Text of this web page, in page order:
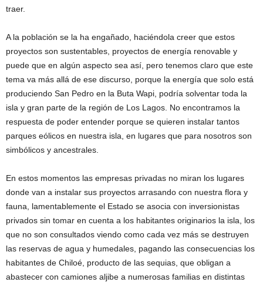
traer.
A la población se la ha engañado, haciéndola creer que estos
proyectos son sustentables, proyectos de energía renovable y
puede que en algún aspecto sea así, pero tenemos claro que este
tema va más allá de ese discurso, porque la energía que solo está
produciendo San Pedro en la Buta Wapi, podría solventar toda la
isla y gran parte de la región de Los Lagos. No encontramos la
respuesta de poder entender porque se quieren instalar tantos
parques eólicos en nuestra isla, en lugares que para nosotros son
simbólicos y ancestrales.
En estos momentos las empresas privadas no miran los lugares
donde van a instalar sus proyectos arrasando con nuestra flora y
fauna, lamentablemente el Estado se asocia con inversionistas
privados sin tomar en cuenta a los habitantes originarios la isla, los
que no son consultados viendo como cada vez más se destruyen
las reservas de agua y humedales, pagando las consecuencias los
habitantes de Chiloé, producto de las sequias, que obligan a
abastecer con camiones aljibe a numerosas familias en distintas